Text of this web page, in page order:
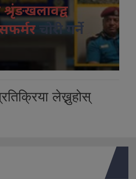
श्रृंङखलावद्व
चोरी गर्ने
लेख्नुहोस्